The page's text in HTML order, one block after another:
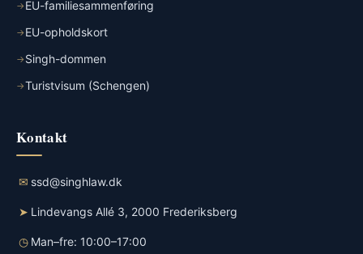
EU-familiesammenføring
EU-opholdskort
Singh-dommen
Turistvisum (Schengen)
Kontakt
✉ ssd@singhlaw.dk
➤ Lindevangs Allé 3, 2000 Frederiksberg
◷ Man–fre: 10:00–17:00